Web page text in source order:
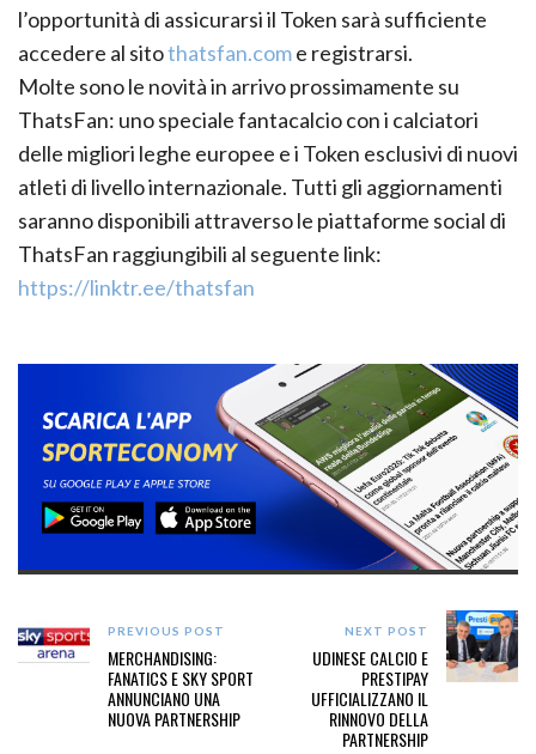
l’opportunità di assicurarsi il Token sarà sufficiente
accedere al sitothatsfan.come registrarsi.
Molte sono le novità in arrivo prossimamente su
ThatsFan: uno speciale fantacalcio con i calciatori
delle migliori leghe europee e i Token esclusivi di nuovi
atleti di livello internazionale. Tutti gli aggiornamenti
saranno disponibili attraverso le piattaforme social di
ThatsFan raggiungibili al seguente link:
https://linktr.ee/thatsfan
PREVIOUS POST
MERCHANDISING:
FANATICS E SKY SPORT
ANNUNCIANO UNA
NUOVA PARTNERSHIP
NEXT POST
UDINESE CALCIO E
PRESTIPAY
UFFICIALIZZANO IL
RINNOVO DELLA
PARTNERSHIP